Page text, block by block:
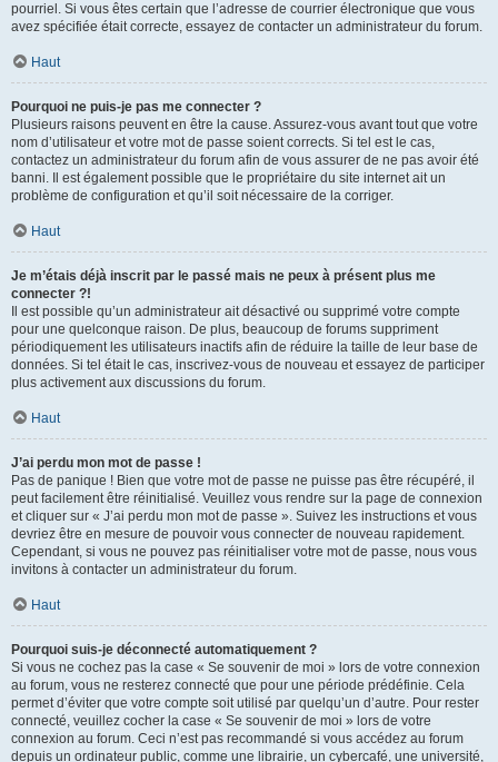
pourriel. Si vous êtes certain que l’adresse de courrier électronique que vous
avez spécifiée était correcte, essayez de contacter un administrateur du forum.
Haut
Pourquoi ne puis-je pas me connecter ?
Plusieurs raisons peuvent en être la cause. Assurez-vous avant tout que votre
nom d’utilisateur et votre mot de passe soient corrects. Si tel est le cas,
contactez un administrateur du forum afin de vous assurer de ne pas avoir été
banni. Il est également possible que le propriétaire du site internet ait un
problème de configuration et qu’il soit nécessaire de la corriger.
Haut
Je m’étais déjà inscrit par le passé mais ne peux à présent plus me
connecter ?!
Il est possible qu’un administrateur ait désactivé ou supprimé votre compte
pour une quelconque raison. De plus, beaucoup de forums suppriment
périodiquement les utilisateurs inactifs afin de réduire la taille de leur base de
données. Si tel était le cas, inscrivez-vous de nouveau et essayez de participer
plus activement aux discussions du forum.
Haut
J’ai perdu mon mot de passe !
Pas de panique ! Bien que votre mot de passe ne puisse pas être récupéré, il
peut facilement être réinitialisé. Veuillez vous rendre sur la page de connexion
et cliquer sur « J’ai perdu mon mot de passe ». Suivez les instructions et vous
devriez être en mesure de pouvoir vous connecter de nouveau rapidement.
Cependant, si vous ne pouvez pas réinitialiser votre mot de passe, nous vous
invitons à contacter un administrateur du forum.
Haut
Pourquoi suis-je déconnecté automatiquement ?
Si vous ne cochez pas la case « Se souvenir de moi » lors de votre connexion
au forum, vous ne resterez connecté que pour une période prédéfinie. Cela
permet d’éviter que votre compte soit utilisé par quelqu’un d’autre. Pour rester
connecté, veuillez cocher la case « Se souvenir de moi » lors de votre
connexion au forum. Ceci n’est pas recommandé si vous accédez au forum
depuis un ordinateur public, comme une librairie, un cybercafé, une université,